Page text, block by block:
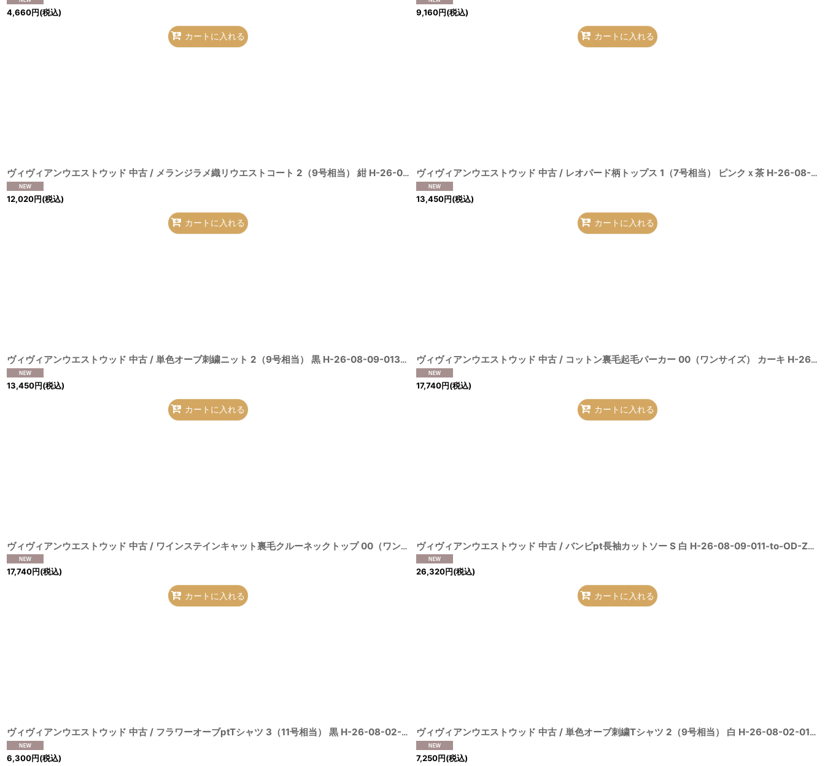
4,660円(税込)
カートに入れる
9,160円(税込)
カートに入れる
ヴィヴィアンウエストウッド 中古 / メランジラメ織リウエストコート 2（9号相当） 紺 H-26-08-09-005-to-OD-ZH 2100050000015536-H-26-08-09-005-to-OD-ZH]
12,020円(税込)
カートに入れる
ヴィヴィアンウエストウッド 中古 / レオパード柄トップス 1（7号相当） ピンクｘ茶 H-26-08-09-015-to-OD-ZH
13,450円(税込)
カートに入れる
ヴィヴィアンウエストウッド 中古 / 単色オーブ刺繍ニット 2（9号相当） 黒 H-26-08-09-013-to-OD-ZH [2100050000015552-H-26-08-09-013-to-OD-ZH]
13,450円(税込)
カートに入れる
ヴィヴィアンウエストウッド 中古 / コットン裏毛起毛パーカー 00（ワンサイズ） カーキ H-26-08-09-018-to-OD-ZH
17,740円(税込)
カートに入れる
ヴィヴィアンウエストウッド 中古 / ワインステインキャット裏毛クルーネックトップ 00（ワンサイズ） 灰 H-26-08-09-021-to-OD-ZH [2100050000015569-H-26-08-09-021-to-OD-ZH]
17,740円(税込)
カートに入れる
ヴィヴィアンウエストウッド 中古 / バンビpt長袖カットソー S 白 H-26-08-09-011-to-OD-ZH
26,320円(税込)
カートに入れる
ヴィヴィアンウエストウッド 中古 / フラワーオーブptTシャツ 3（11号相当） 黒 H-26-08-02-033-ts-OD-ZH [2100050000015515-H-26-08-02-033-ts-OD-ZH]
6,300円(税込)
ヴィヴィアンウエストウッド 中古 / 単色オーブ刺繍Tシャツ 2（9号相当） 白 H-26-08-02-015-to-OD-ZH
7,250円(税込)